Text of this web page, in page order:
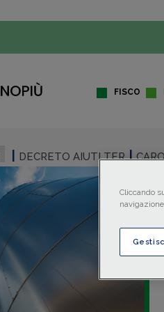
FISCO
DECRETO AIUTI TER
Cliccando